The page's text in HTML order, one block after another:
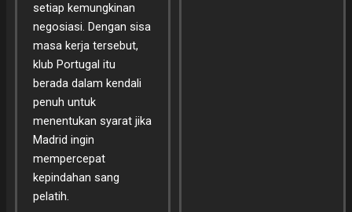
setiap kemungkinan
negosiasi. Dengan sisa
masa kerja tersebut,
klub Portugal itu
berada dalam kendali
penuh untuk
menentukan syarat jika
Madrid ingin
mempercepat
kepindahan sang
pelatih.